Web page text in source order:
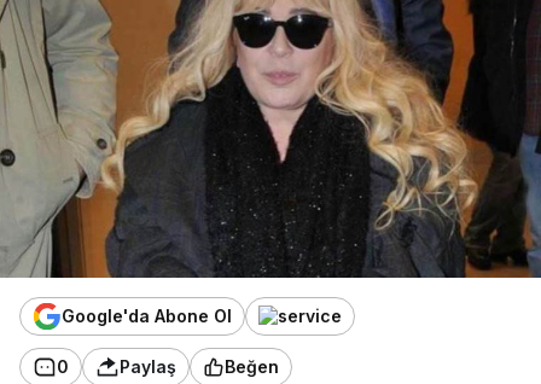
Google'da Abone Ol
0 Paylaş Beğen